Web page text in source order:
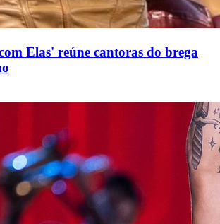
Elas' reúne cantoras do brega